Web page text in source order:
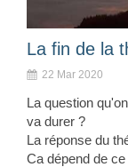
La fin de la
22 Mar 2020
La question
va durer ?
La réponse du
Ca dépend de